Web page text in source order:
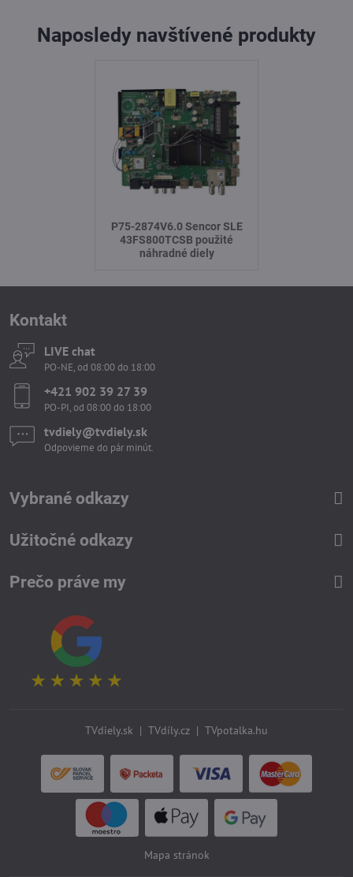
Naposledy navštívené produkty
P75-2874V6.0 Sencor SLE
43FS800TCSB použité
náhradné diely
Kontakt
LIVE chat
PO-NE, od 08:00 do 18:00
+421 902 39 27 39
PO-PI, od 08:00 do 18:00
tvdiely​​@tvdiely​​.sk
Odpovieme do pár minút.
Vybrané odkazy
Užitočné odkazy
Prečo práve my
TVdiely.sk | TVdíly.cz | TVpotalka.hu
Mapa stránok